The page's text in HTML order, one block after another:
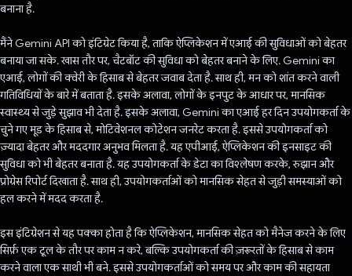
बनाना है.
मैंने Gemini API को इंटिग्रेट किया है, ताकि ऐप्लिकेशन में एआई की सुविधाओं को बेहतर
बनाया जा सके. खास तौर पर, चैटबॉट की सुविधा को बेहतर बनाने के लिए. Gemini का
एआई, लोगों की क्वेरी के हिसाब से बेहतर जवाब देता है. साथ ही, मन को शांत करने वाली
गतिविधियों के बारे में बताता है. इसके अलावा, लोगों के इनपुट के आधार पर, मानसिक
स्वास्थ्य से जुड़े सुझाव भी देता है. इसके अलावा, Gemini का एआई हर दिन उपयोगकर्ता के
चुने गए मूड के हिसाब से, मोटिवेशनल कोटेशन जनरेट करता है. इससे उपयोगकर्ता को
ज़्यादा बेहतर और मददगार अनुभव मिलता है. यह एपीआई, ऐप्लिकेशन की इनसाइट की
सुविधा को भी बेहतर बनाता है. यह उपयोगकर्ता के डेटा का विश्लेषण करके, रुझान और
प्रोग्रेस रिपोर्ट दिखाता है. साथ ही, उपयोगकर्ताओं को मानसिक सेहत से जुड़ी समस्याओं को
हल करने में मदद करता है.
इस इंटिग्रेशन से यह पक्का होता है कि ऐप्लिकेशन, मानसिक सेहत को मैनेज करने के लिए
सिर्फ़ एक टूल के तौर पर काम न करे, बल्कि उपयोगकर्ता की ज़रूरतों के हिसाब से काम
करने वाला एक साथी भी बने. इससे उपयोगकर्ताओं को समय पर और काम की सहायता